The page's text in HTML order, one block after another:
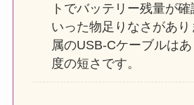
トでバッテリー残量が
いった物足りなさがあ
属のUSB-Cケーブルは
度の短さです。